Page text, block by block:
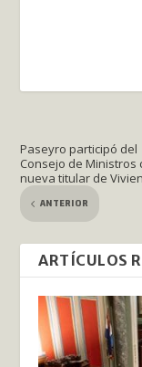
Paseyro participó del
Consejo de Ministros
nueva titular de
ANTERIOR
ARTÍCULOS